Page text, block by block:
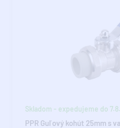
Skladom - expedujeme do 7.8.
PPR Guľový kohút 25mm s